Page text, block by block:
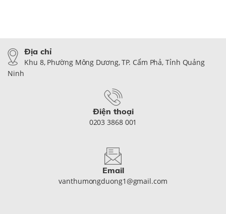
Địa chỉ
Khu 8, Phường Mông Dương, TP. Cẩm Phả, Tỉnh Quảng
Ninh
Điện thoại
0203 3868 001
Email
vanthumongduong1@gmail.com